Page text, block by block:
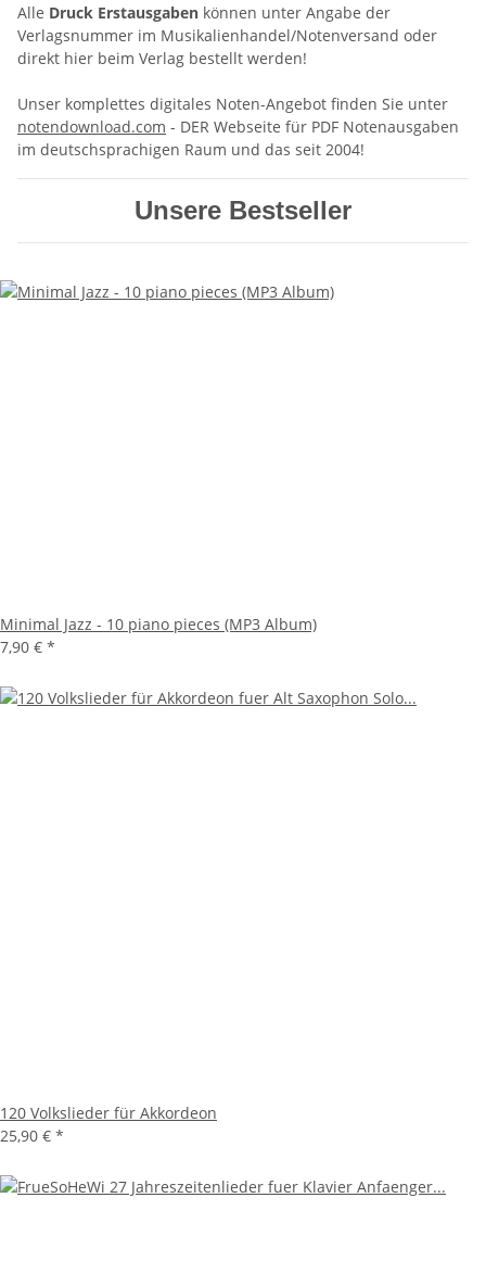
Alle Druck Erstausgaben können unter Angabe der
Verlagsnummer im Musikalienhandel/Notenversand oder
direkt hier beim Verlag bestellt werden!
Unser komplettes digitales Noten-Angebot finden Sie unter
notendownload.com - DER Webseite für PDF Notenausgaben
im deutschsprachigen Raum und das seit 2004!
Unsere Bestseller
Minimal Jazz - 10 piano pieces (MP3 Album)
7,90 € *
120 Volkslieder für Akkordeon
25,90 € *